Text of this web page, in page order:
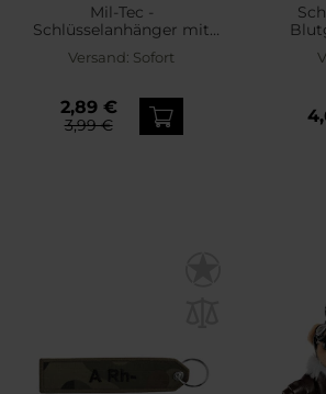
Mil-Tec -
Schlüsselanhänger mit
MOLLE-Karabiner -
Schwarz
Versand: Sofort
2,89 €
3,99 €